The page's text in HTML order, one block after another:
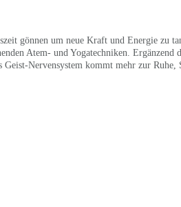
gönnen um neue Kraft und Energie zu
Atem- und Yogatechniken.
Nervensystem kommt mehr zur Ruhe,